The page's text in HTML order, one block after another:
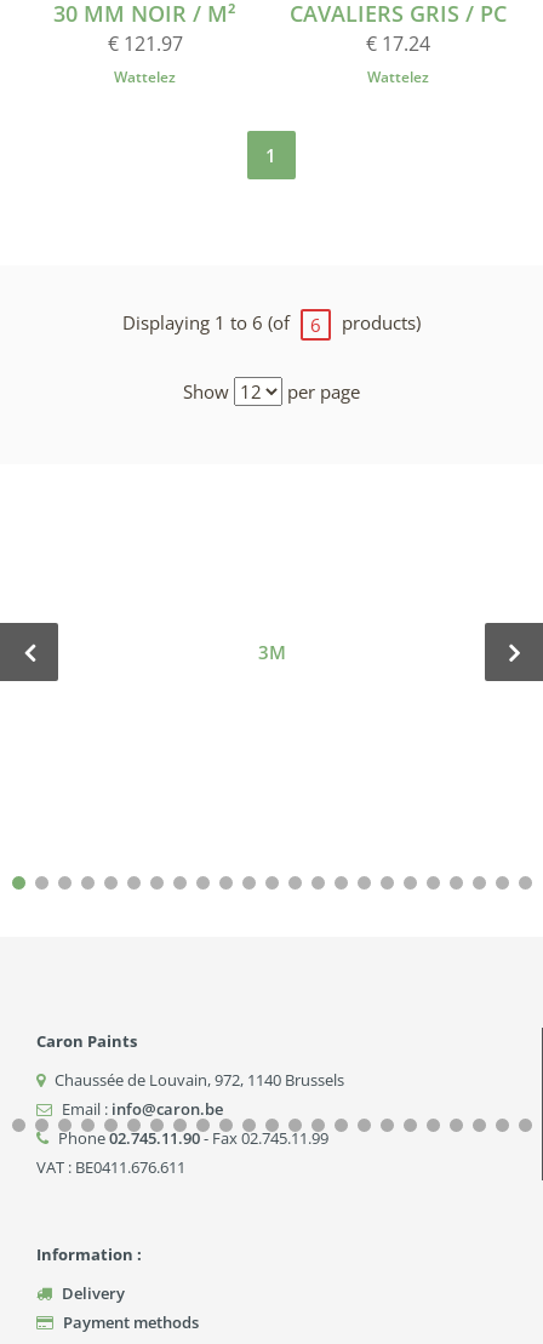
30 MM NOIR / M²
€ 121.97
Wattelez
CAVALIERS GRIS / PC
€ 17.24
Wattelez
1
Displaying 1 to 6 (of 6 products)
Show per page
3M
Caron Paints
Chaussée de Louvain, 972, 1140 Brussels
Email : info@caron.be
Phone02.745.11.90- Fax 02.745.11.99
VAT : BE0411.676.611
Information :
Delivery
Payment methods